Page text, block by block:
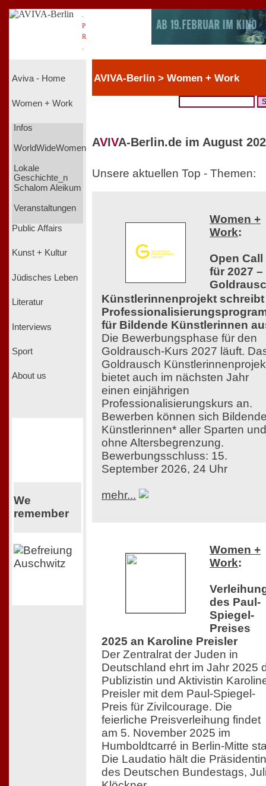
P
R
Aviva - Home
Women + Work
Infos
WorldWideWomen
Lokale
Geschichte_n
Schalom Aleikum
Veranstaltungen
Public Affairs
Kunst + Kultur
Jüdisches Leben
Literatur
Interviews
Sport
About us
We
remember
AVIVA-Berlin > Women + Work
AVIVA-Berlin.de im August
Unsere aktuellen Top - Themen:
Women +
Work:
Open Call
für 2027 –
Künstlerinnenprojekt schreibt
für Bildende Künstlerinnen
Die Bewerbungsphase für den
Goldrausch-Kurs 2027 läuft.
Goldrausch
bietet auch im nächsten Jahr
einen einjährigen
Professionalisierungskurs an.
Bewerben können sich
Künstlerinnen* aller Sparten und
ohne Altersbegrenzung.
Bewerbungsschluss: 15.
September 2026, 24 Uhr
mehr...
Women +
Work:
des Paul-
Spiegel-
Preises
2025 an Karoline Preisler
Der Zentralrat der Juden in
Deutschland ehrt im Jahr 2025
Publizistin und Aktivistin
Preisler mit dem Paul-Spiegel-
Preis für Zivilcourage. Die
feierliche Preisverleihung findet
am 5. November 2025 im
Humboldtcarré in Berlin-Mitte
Die Laudatio hält die Präsidentin
des Deutschen Bundestags,